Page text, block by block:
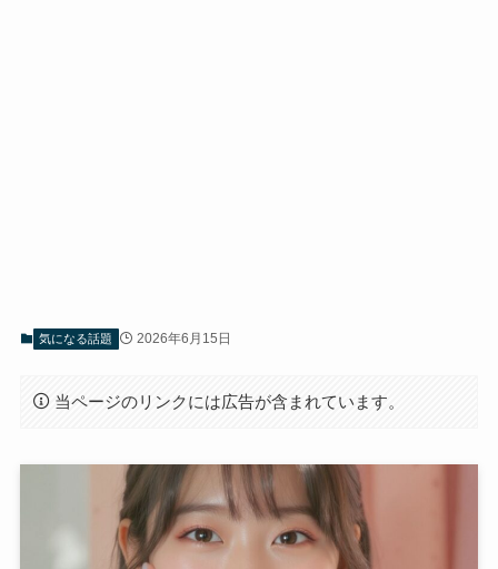
気になる話題 2026年6月15日
当ページのリンクには広告が含まれています。